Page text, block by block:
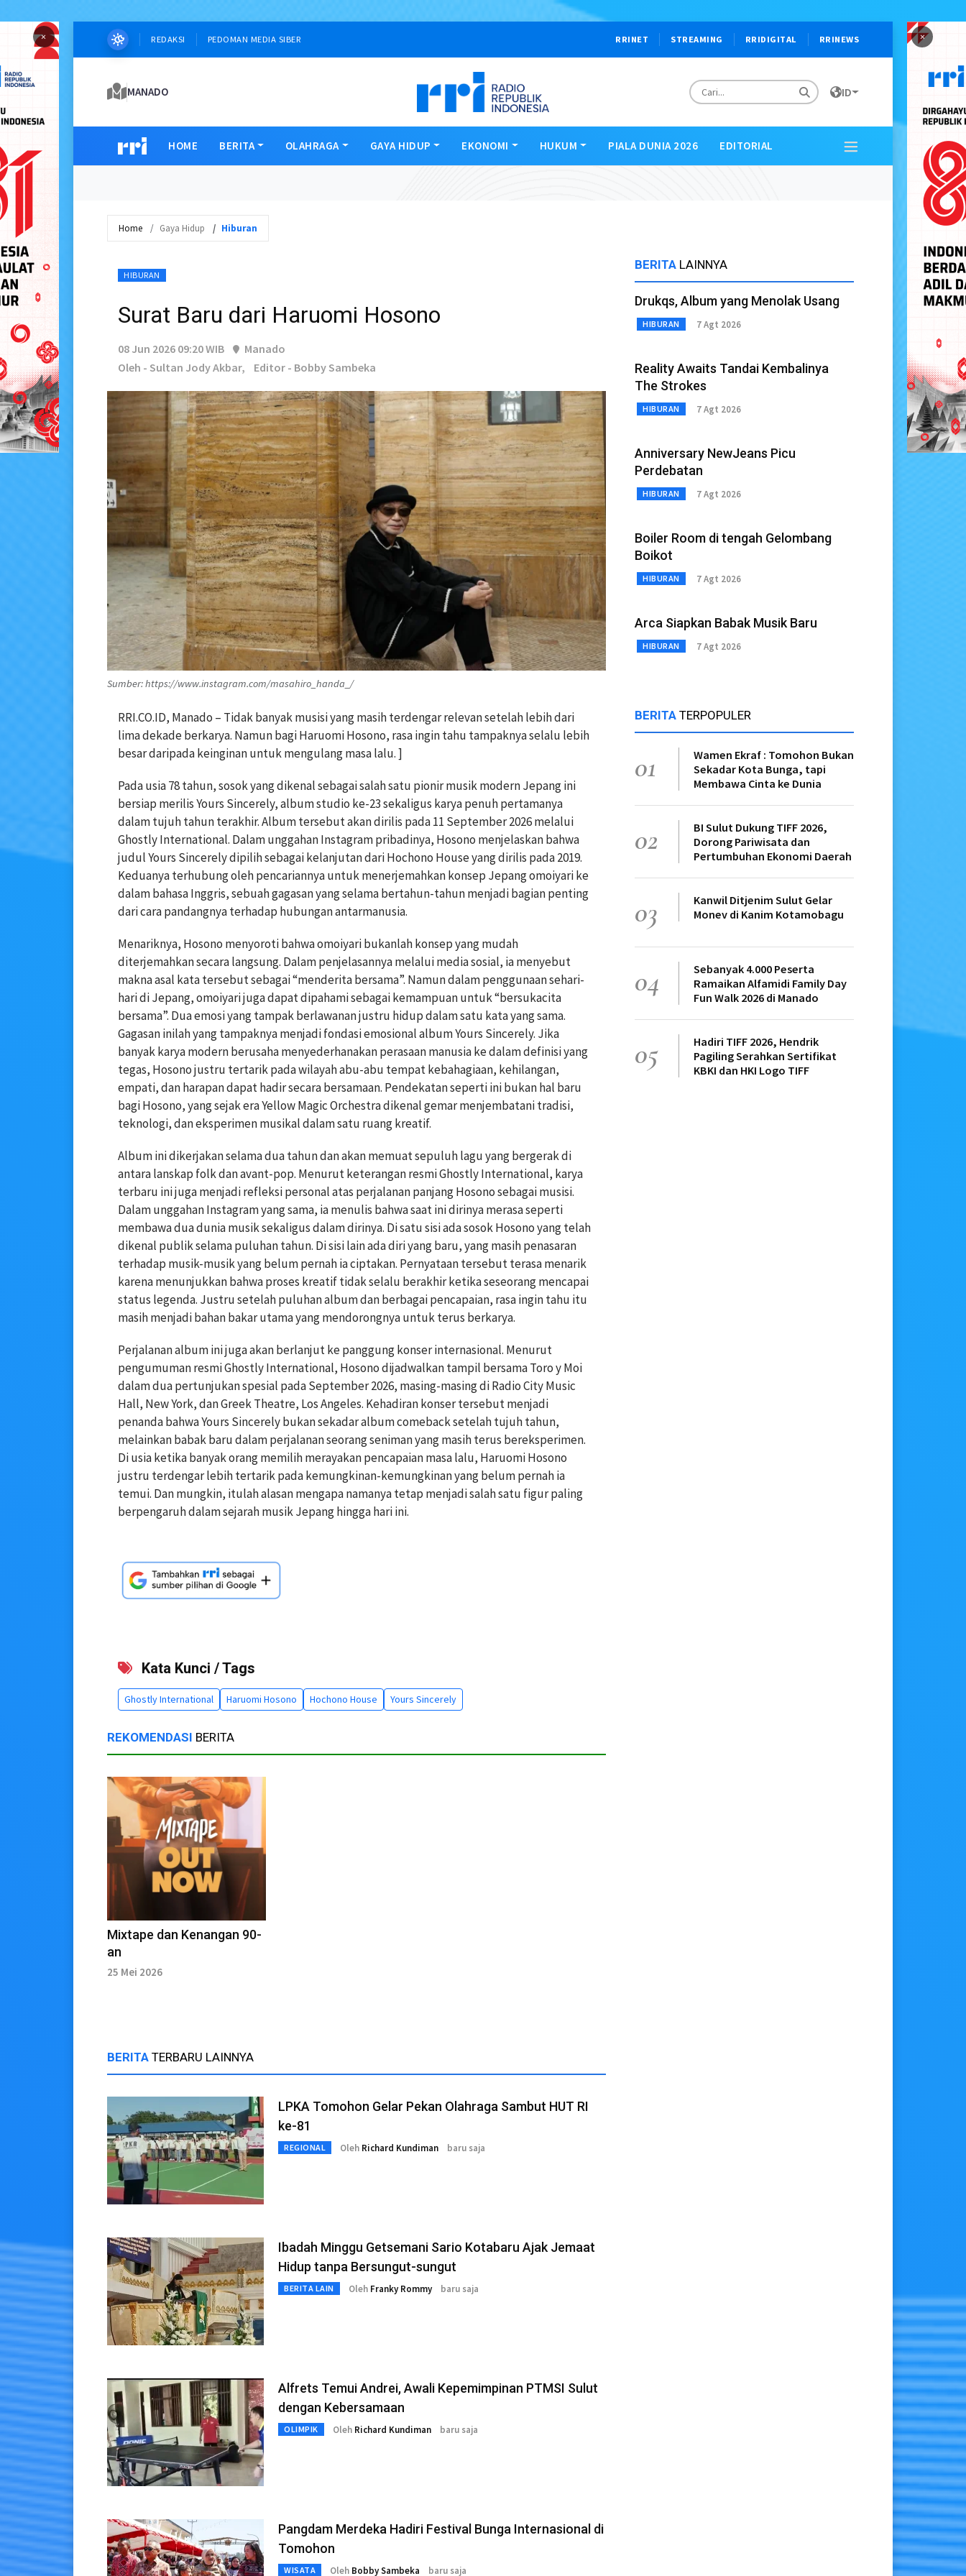
× ×
REDAKSI PEDOMAN MEDIA SIBER RRINET STREAMING RRIDIGITAL RRINEWS
MANADO ID
HOME BERITA OLAHRAGA GAYA HIDUP EKONOMI HUKUM PIALA DUNIA 2026 EDITORIAL
Home Gaya Hidup Hiburan
HIBURAN
Surat Baru dari Haruomi Hosono
08 Jun 2026 09:20 WIB
Manado
Oleh - Sultan Jody Akbar,
Editor - Bobby Sambeka
Sumber: https://www.instagram.com/masahiro_handa_/
RRI.CO.ID, Manado – Tidak banyak musisi yang masih terdengar relevan setelah lebih dari
lima dekade berkarya. Namun bagi Haruomi Hosono, rasa ingin tahu tampaknya selalu lebih
besar daripada keinginan untuk mengulang masa lalu. ]
Pada usia 78 tahun, sosok yang dikenal sebagai salah satu pionir musik modern Jepang ini
bersiap merilis Yours Sincerely, album studio ke-23 sekaligus karya penuh pertamanya
dalam tujuh tahun terakhir. Album tersebut akan dirilis pada 11 September 2026 melalui
Ghostly International. Dalam unggahan Instagram pribadinya, Hosono menjelaskan bahwa
judul Yours Sincerely dipilih sebagai kelanjutan dari Hochono House yang dirilis pada 2019.
Keduanya terhubung oleh pencariannya untuk menerjemahkan konsep Jepang omoiyari ke
dalam bahasa Inggris, sebuah gagasan yang selama bertahun-tahun menjadi bagian penting
dari cara pandangnya terhadap hubungan antarmanusia.
Menariknya, Hosono menyoroti bahwa omoiyari bukanlah konsep yang mudah
diterjemahkan secara langsung. Dalam penjelasannya melalui media sosial, ia menyebut
makna asal kata tersebut sebagai “menderita bersama”. Namun dalam penggunaan sehari-
hari di Jepang, omoiyari juga dapat dipahami sebagai kemampuan untuk “bersukacita
bersama”. Dua emosi yang tampak berlawanan justru hidup dalam satu kata yang sama.
Gagasan inilah yang tampaknya menjadi fondasi emosional album Yours Sincerely. Jika
banyak karya modern berusaha menyederhanakan perasaan manusia ke dalam definisi yang
tegas, Hosono justru tertarik pada wilayah abu-abu tempat kebahagiaan, kehilangan,
empati, dan harapan dapat hadir secara bersamaan. Pendekatan seperti ini bukan hal baru
bagi Hosono, yang sejak era Yellow Magic Orchestra dikenal gemar menjembatani tradisi,
teknologi, dan eksperimen musikal dalam satu ruang kreatif.
Album ini dikerjakan selama dua tahun dan akan memuat sepuluh lagu yang bergerak di
antara lanskap folk dan avant-pop. Menurut keterangan resmi Ghostly International, karya
terbaru ini juga menjadi refleksi personal atas perjalanan panjang Hosono sebagai musisi.
Dalam unggahan Instagram yang sama, ia menulis bahwa saat ini dirinya merasa seperti
membawa dua dunia musik sekaligus dalam dirinya. Di satu sisi ada sosok Hosono yang telah
dikenal publik selama puluhan tahun. Di sisi lain ada diri yang baru, yang masih penasaran
terhadap musik-musik yang belum pernah ia ciptakan. Pernyataan tersebut terasa menarik
karena menunjukkan bahwa proses kreatif tidak selalu berakhir ketika seseorang mencapai
status legenda. Justru setelah puluhan album dan berbagai pencapaian, rasa ingin tahu itu
masih menjadi bahan bakar utama yang mendorongnya untuk terus berkarya.
Perjalanan album ini juga akan berlanjut ke panggung konser internasional. Menurut
pengumuman resmi Ghostly International, Hosono dijadwalkan tampil bersama Toro y Moi
dalam dua pertunjukan spesial pada September 2026, masing-masing di Radio City Music
Hall, New York, dan Greek Theatre, Los Angeles. Kehadiran konser tersebut menjadi
penanda bahwa Yours Sincerely bukan sekadar album comeback setelah tujuh tahun,
melainkan babak baru dalam perjalanan seorang seniman yang masih terus bereksperimen.
Di usia ketika banyak orang memilih merayakan pencapaian masa lalu, Haruomi Hosono
justru terdengar lebih tertarik pada kemungkinan-kemungkinan yang belum pernah ia
temui. Dan mungkin, itulah alasan mengapa namanya tetap menjadi salah satu figur paling
berpengaruh dalam sejarah musik Jepang hingga hari ini.
Kata Kunci / Tags
Ghostly International Haruomi Hosono Hochono House Yours Sincerely
REKOMENDASI BERITA
Mixtape dan Kenangan 90-
an
25 Mei 2026
BERITA TERBARU LAINNYA
LPKA Tomohon Gelar Pekan Olahraga Sambut HUT RI
ke-81
REGIONAL Oleh Richard Kundiman baru saja
Ibadah Minggu Getsemani Sario Kotabaru Ajak Jemaat
Hidup tanpa Bersungut-sungut
BERITA LAIN Oleh Franky Rommy baru saja
Alfrets Temui Andrei, Awali Kepemimpinan PTMSI Sulut
dengan Kebersamaan
OLIMPIK Oleh Richard Kundiman baru saja
Pangdam Merdeka Hadiri Festival Bunga Internasional di
Tomohon
WISATA Oleh Bobby Sambeka baru saja
BERITA LAINNYA
Drukqs, Album yang Menolak Usang
HIBURAN 7 Agt 2026
Reality Awaits Tandai Kembalinya
The Strokes
HIBURAN 7 Agt 2026
Anniversary NewJeans Picu
Perdebatan
HIBURAN 7 Agt 2026
Boiler Room di tengah Gelombang
Boikot
HIBURAN 7 Agt 2026
Arca Siapkan Babak Musik Baru
HIBURAN 7 Agt 2026
BERITA TERPOPULER
01
Wamen Ekraf : Tomohon Bukan
Sekadar Kota Bunga, tapi
Membawa Cinta ke Dunia
02
BI Sulut Dukung TIFF 2026,
Dorong Pariwisata dan
Pertumbuhan Ekonomi Daerah
03
Kanwil Ditjenim Sulut Gelar
Monev di Kanim Kotamobagu
04
Sebanyak 4.000 Peserta
Ramaikan Alfamidi Family Day
Fun Walk 2026 di Manado
05
Hadiri TIFF 2026, Hendrik
Pagiling Serahkan Sertifikat
KBKI dan HKI Logo TIFF